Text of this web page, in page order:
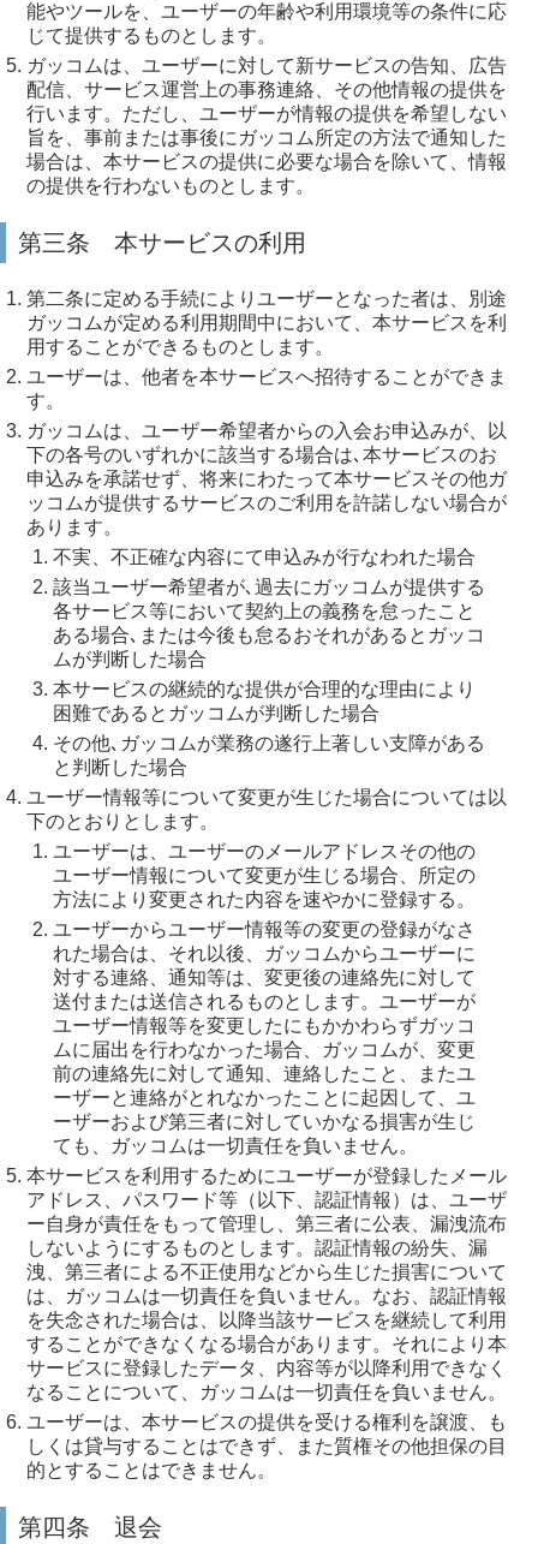
能やツールを、ユーザーの年齢や利用環境等の条件に応
じて提供するものとします。
ガッコムは、ユーザーに対して新サービスの告知、広告
配信、サービス運営上の事務連絡、その他情報の提供を
行います。ただし、ユーザーが情報の提供を希望しない
旨を、事前または事後にガッコム所定の方法で通知した
場合は、本サービスの提供に必要な場合を除いて、情報
の提供を行わないものとします。
第三条 本サービスの利用
第二条に定める手続によりユーザーとなった者は、別途
ガッコムが定める利用期間中において、本サービスを利
用することができるものとします。
ユーザーは、他者を本サービスへ招待することができま
す。
ガッコムは、ユーザー希望者からの入会お申込みが、以
下の各号のいずれかに該当する場合は､本サービスのお
申込みを承諾せず、将来にわたって本サービスその他ガ
ッコムが提供するサービスのご利用を許諾しない場合が
あります。
不実、不正確な内容にて申込みが行なわれた場合
該当ユーザー希望者が､過去にガッコムが提供する
各サービス等において契約上の義務を怠ったこと
ある場合､または今後も怠るおそれがあるとガッコ
ムが判断した場合
本サービスの継続的な提供が合理的な理由により
困難であるとガッコムが判断した場合
その他､ガッコムが業務の遂行上著しい支障がある
と判断した場合
ユーザー情報等について変更が生じた場合については以
下のとおりとします。
ユーザーは、ユーザーのメールアドレスその他の
ユーザー情報について変更が生じる場合、所定の
方法により変更された内容を速やかに登録する。
ユーザーからユーザー情報等の変更の登録がなさ
れた場合は、それ以後、ガッコムからユーザーに
対する連絡、通知等は、変更後の連絡先に対して
送付または送信されるものとします。ユーザーが
ユーザー情報等を変更したにもかかわらずガッコ
ムに届出を行わなかった場合、ガッコムが、変更
前の連絡先に対して通知、連絡したこと、またユ
ーザーと連絡がとれなかったことに起因して、ユ
ーザーおよび第三者に対していかなる損害が生じ
ても、ガッコムは一切責任を負いません。
本サービスを利用するためにユーザーが登録したメール
アドレス、パスワード等（以下、認証情報）は、ユーザ
ー自身が責任をもって管理し、第三者に公表、漏洩流布
しないようにするものとします。認証情報の紛失、漏
洩、第三者による不正使用などから生じた損害について
は、ガッコムは一切責任を負いません。なお、認証情報
を失念された場合は、以降当該サービスを継続して利用
することができなくなる場合があります。それにより本
サービスに登録したデータ、内容等が以降利用できなく
なることについて、ガッコムは一切責任を負いません。
ユーザーは、本サービスの提供を受ける権利を譲渡、も
しくは貸与することはできず、また質権その他担保の目
的とすることはできません。
第四条 退会